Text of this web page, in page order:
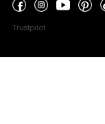
Trustpilot